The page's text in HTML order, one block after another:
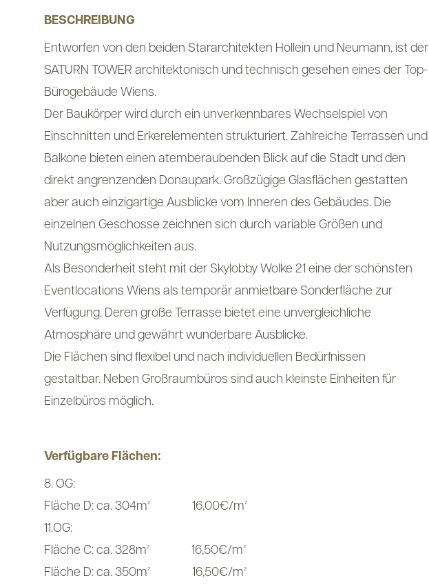
BESCHREIBUNG
Entworfen von den beiden Stararchitekten Hollein und Neumann, ist der
SATURN TOWER architektonisch und technisch gesehen eines der Top-
Bürogebäude Wiens.
Der Baukörper wird durch ein unverkennbares Wechselspiel von
Einschnitten und Erkerelementen strukturiert. Zahlreiche Terrassen und
Balkone bieten einen atemberaubenden Blick auf die Stadt und den
direkt angrenzenden Donaupark. Großzügige Glasflächen gestatten
aber auch einzigartige Ausblicke vom Inneren des Gebäudes. Die
einzelnen Geschosse zeichnen sich durch variable Größen und
Nutzungsmöglichkeiten aus.
Als Besonderheit steht mit der Skylobby Wolke 21 eine der schönsten
Eventlocations Wiens als temporär anmietbare Sonderfläche zur
Verfügung. Deren große Terrasse bietet eine unvergleichliche
Atmosphäre und gewährt wunderbare Ausblicke.
Die Flächen sind flexibel und nach individuellen Bedürfnissen
gestaltbar. Neben Großraumbüros sind auch kleinste Einheiten für
Einzelbüros möglich.
Verfügbare Flächen:
8. OG:
Fläche D: ca. 304m² 16,00€/m²
11.OG:
Fläche C: ca. 328m² 16,50€/m²
Fläche D: ca. 350m² 16,50€/m²